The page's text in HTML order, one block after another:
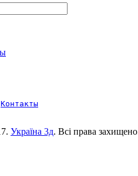
Контакты
Україна 3д. Всі права